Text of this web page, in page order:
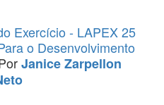
Exercício - LAPEX 25
o Desenvolvimento
Janice Zarpellon